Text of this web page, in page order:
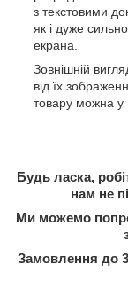
з текстовими
як і дуже сильно
екрана.
Зовнішній
від їх
товару можна у
Будь ласка,
нам не
Ми можемо
Замовлення до